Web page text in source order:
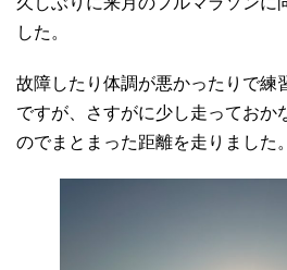
した。
故障したり体調が悪かったりで練
ですが、さすがに少し走っておか
のでまとまった距離を走りました。